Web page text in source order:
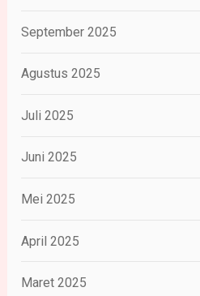
September 2025
Agustus 2025
Juli 2025
Juni 2025
Mei 2025
April 2025
Maret 2025